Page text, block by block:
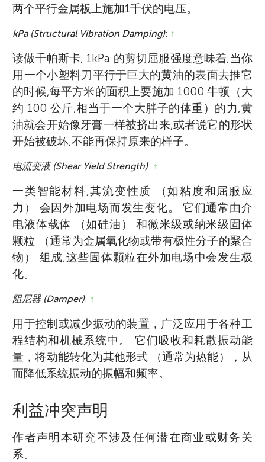
两个平行金属板上施加1千伏的电压。
kPa (Structural Vibration Damping): ↑
读做千帕斯卡, 1kPa 的剪切屈服强度意味着,当你
用一个小塑料刀平行于巨大的黄油的表面去推它
的时候,每平方米的面积上要施加 1000 牛顿（大
约 100 公斤,相当于一个大胖子的体重）的力,黄
油就会开始像牙膏一样被挤出来,或者说它的形状
开始被破坏,不能再保持原来的样子。
电流变液 (Shear Yield Strength): ↑
一类智能材料,其流变性质 （如粘度和屈服应
力） 会因外加电场而发生变化。 它们通常由介
电液体载体 （如硅油） 和微米级或纳米级固体
颗粒 （通常为金属氧化物或带有极性分子的聚合
物） 组成,这些固体颗粒在外加电场中会发生极
化。
阻尼器 (Damper): ↑
用于控制或减少振动的装置，广泛应用于各种工
程结构和机械系统中。 它们吸收和耗散振动能
量，将动能转化为其他形式 （通常为热能），从
而降低系统振动的振幅和频率。
利益冲突声明
作者声明本研究不涉及任何潜在商业或财务关
系。